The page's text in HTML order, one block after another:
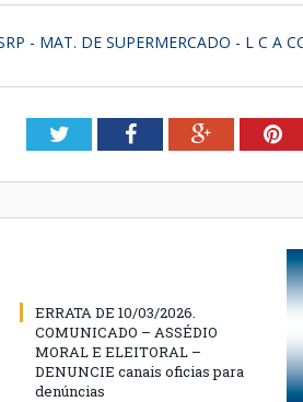
- MAT. DE SUPERMERCADO - L C A
TwitterFacebookGoogle+
ERRATA DE 10/03/2026.
COMUNICADO – ASSÉDIO
MORAL E ELEITORAL –
DENUNCIE canais oficias para
denúncias